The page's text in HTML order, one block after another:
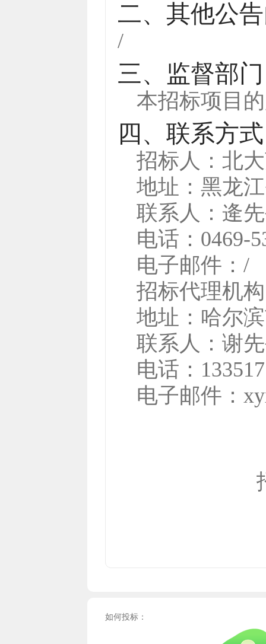
二、其他公
/
三、监督部门
本招标项目
四、联系方式
招标人： 北
地址： 黑龙
联系人： 逄
电话： 0469-
电子邮件： /
招标代理机
地址： 哈尔
联系人： 谢
电话：
电子邮件：
如何投标：